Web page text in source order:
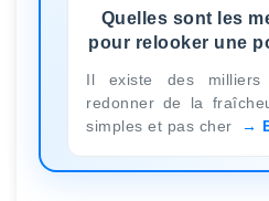
Quelles sont les
pour relooker une
Il existe des milliers
redonner de la
simples et pas cher